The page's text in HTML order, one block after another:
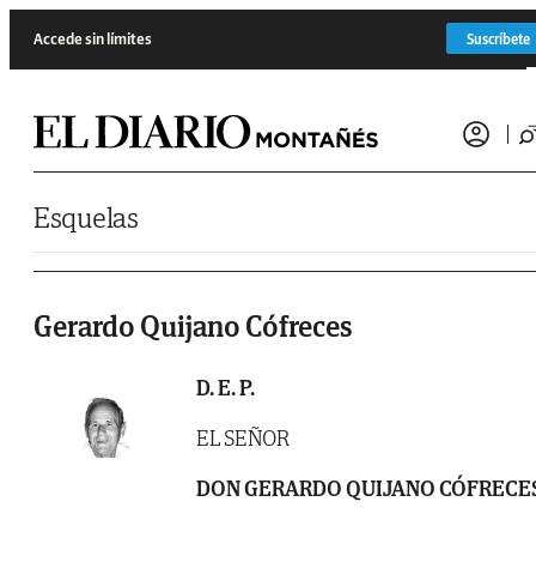
Accede sin límites Suscríbete
Esquelas
Gerardo Quijano Cófreces
D. E. P.
EL SEÑOR
DON GERARDO QUIJANO